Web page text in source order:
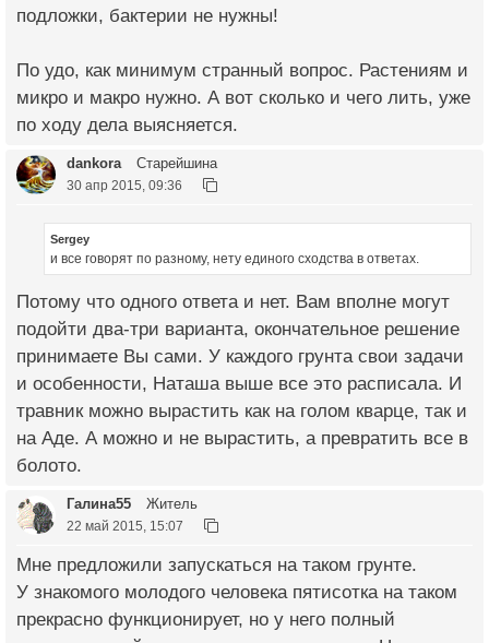
подложки, бактерии не нужны!
По удо, как минимум странный вопрос. Растениям и
микро и макро нужно. А вот сколько и чего лить, уже
по ходу дела выясняется.
dankora Старейшина
30 апр 2015, 09:36
Sergey
и все говорят по разному, нету единого сходства в ответах.
Потому что одного ответа и нет. Вам вполне могут
подойти два-три варианта, окончательное решение
принимаете Вы сами. У каждого грунта свои задачи
и особенности, Наташа выше все это расписала. И
травник можно вырастить как на голом кварце, так и
на Аде. А можно и не вырастить, а превратить все в
болото.
Галина55 Житель
22 май 2015, 15:07
Мне предложили запускаться на таком грунте.
У знакомого молодого человека пятисотка на таком
прекрасно функционирует, но у него полный